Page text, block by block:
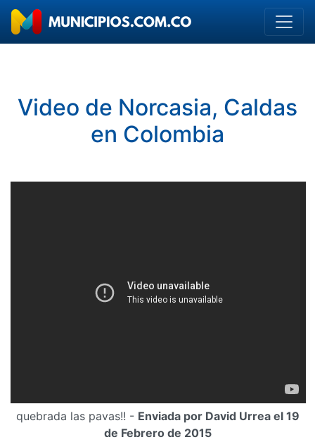
Video de Norcasia, Caldas
en Colombia
quebrada las pavas!! - Enviada por David Urrea el 19
de Febrero de 2015